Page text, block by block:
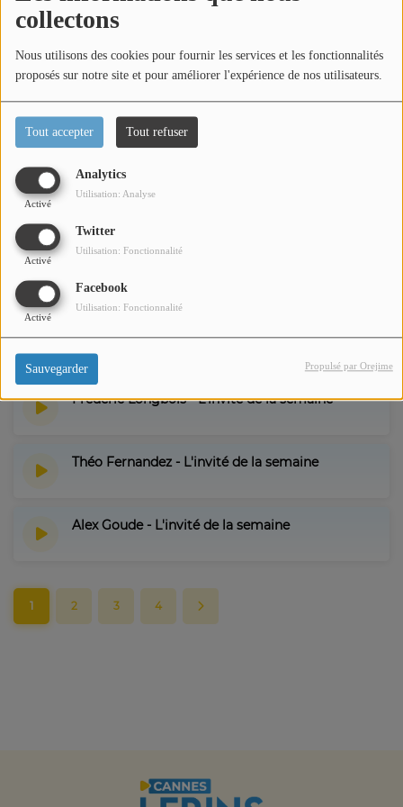
collectons
Nous utilisons des cookies pour fournir les services et les fonctionnalités
proposés sur notre site et pour améliorer l'expérience de nos utilisateurs.
Tout accepter Tout refuser
Analytics
Activé
Utilisation: Analyse
Twitter
Activé
Utilisation: Fonctionnalité
Facebook
Activé
Utilisation: Fonctionnalité
Sauvegarder Propulsé par Orejime
Georges Botella - L'invité de la semaine
Kino - L'invité de la semaine
Jordan Galtier - L'invité de la semaine
Catherine Aimar - L'invité de la semaine
Frédéric Longbois - L'invité de la semaine
Théo Fernandez - L'invité de la semaine
Alex Goude - L'invité de la semaine
1 2 3 4